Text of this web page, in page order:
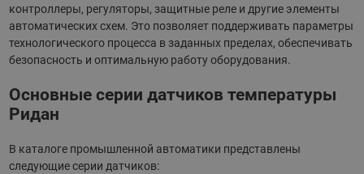
контроллеры, регуляторы, защитные реле и другие элементы
автоматических схем. Это позволяет поддерживать параметры
технологического процесса в заданных пределах, обеспечивать
безопасность и оптимальную работу оборудования.
Основные серии датчиков температуры
Ридан
В каталоге промышленной автоматики представлены
следующие серии датчиков: